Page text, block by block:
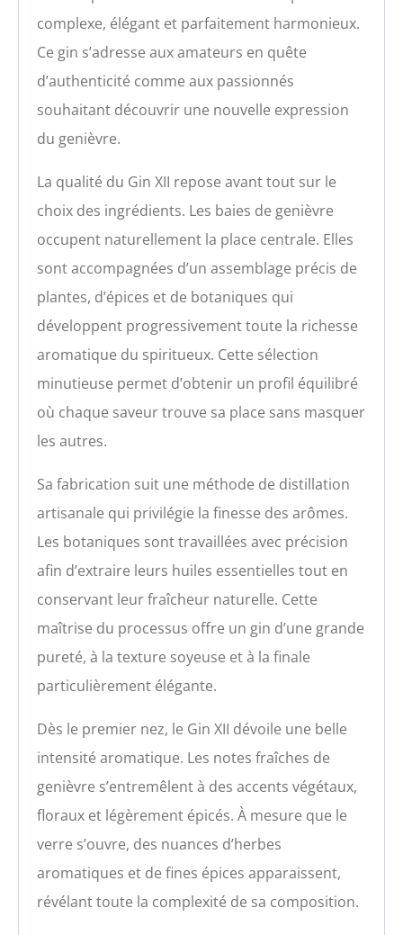
complexe, élégant et parfaitement harmonieux.
Ce gin s’adresse aux amateurs en quête
d’authenticité comme aux passionnés
souhaitant découvrir une nouvelle expression
du genièvre.
La qualité du Gin XII repose avant tout sur le
choix des ingrédients. Les baies de genièvre
occupent naturellement la place centrale. Elles
sont accompagnées d’un assemblage précis de
plantes, d’épices et de botaniques qui
développent progressivement toute la richesse
aromatique du spiritueux. Cette sélection
minutieuse permet d’obtenir un profil équilibré
où chaque saveur trouve sa place sans masquer
les autres.
Sa fabrication suit une méthode de distillation
artisanale qui privilégie la finesse des arômes.
Les botaniques sont travaillées avec précision
afin d’extraire leurs huiles essentielles tout en
conservant leur fraîcheur naturelle. Cette
maîtrise du processus offre un gin d’une grande
pureté, à la texture soyeuse et à la finale
particulièrement élégante.
Dès le premier nez, le Gin XII dévoile une belle
intensité aromatique. Les notes fraîches de
genièvre s’entremêlent à des accents végétaux,
floraux et légèrement épicés. À mesure que le
verre s’ouvre, des nuances d’herbes
aromatiques et de fines épices apparaissent,
révélant toute la complexité de sa composition.